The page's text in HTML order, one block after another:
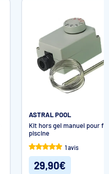
ASTRAL POOL
Kit hors gel manuel pour
piscine
1 avis
29,90€